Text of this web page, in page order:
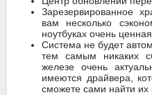
Зарезервированное
вам несколько
ноутбуках очень
Система не будет
тем самым никаких
железе очень
имеются драйвера,
сможете сами найти